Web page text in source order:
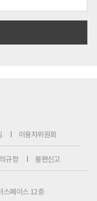
이용자위원회
규정 불편신고
스페이스 12층